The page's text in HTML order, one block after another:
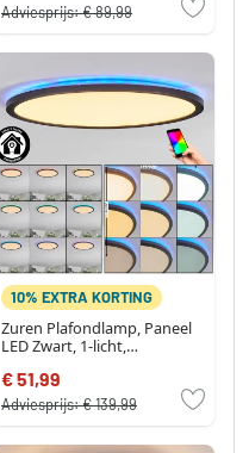
Adviesprijs:€ 89,99
10% EXTRA KORTING
Zuren Plafondlamp, Paneel
LED Zwart, 1-licht,
€ 51,99
Adviesprijs:€ 139,99